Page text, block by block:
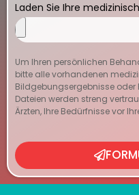
Laden Sie Ihre
Um Ihren persönlichen
bitte alle vorhandenen
Bildgebungsergebnisse oder
Dateien werden streng
Ärzten, Ihre Bedürfnisse vor